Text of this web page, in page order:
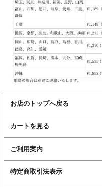
お店のトップへ戻る
カートを見る
ご利用案内
特定商取引法表示